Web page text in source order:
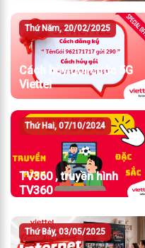
Thứ Năm, 20/02/2025
Cách hủy gói cước 5G
Viettel
Thứ Hai, 07/10/2024
TV360 , truyền hình
TV360
Thứ Bảy, 03/05/2025